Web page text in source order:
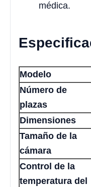
médica.
Modelo
Número de
plazas
Dimensiones
Tamaño de la
cámara
Control de la
temperatura del